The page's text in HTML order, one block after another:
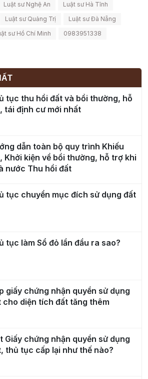
Luật sư Nghệ An
Luật sư Hà Tĩnh
Luật sư Quảng Trị
Luật sư Đà Nẵng
sư Hồ Chí Minh
0983951338
tục thu hồi đất và bồi thường, hỗ
tái định cư mới nhất
dẫn toàn bộ quy trình Khiếu
Khởi kiện về bồi thường, hỗ trợ khi
nước Thu hồi đất
tục chuyển mục đích sử dụng đất
tục làm Sổ đỏ lần đầu ra sao?
giấy chứng nhận quyền sử dụng
cho diện tích đất tăng thêm
Giấy chứng nhận quyền sử dụng
thủ tục cấp lại như thế nào?